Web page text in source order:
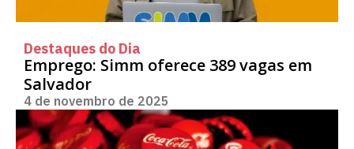
Destaques do Dia
Emprego: Simm oferece 389 vagas em
Salvador
4 de novembro de 2025